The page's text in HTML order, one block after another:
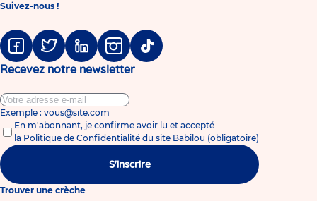
Suivez-nous !
FacebookTwitter LinkedinInstagramTiktok
Recevez notre newsletter
Exemple : vous@site.com
En m'abonnant, je confirme avoir lu et accepté
la Politique de Confidentialité du site Babilou (obligatoire)
S'inscrire
Trouver une crèche